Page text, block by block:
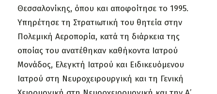
Θεσσαλονίκης, όπου και αποφοίτησε το 1995.
Υπηρέτησε τη Στρατιωτική του θητεία στην
Πολεμική Αεροπορία, κατά τη διάρκεια της
οποίας του ανατέθηκαν καθήκοντα Ιατρού
Μονάδος, Ελεγκτή Ιατρού και Ειδικευόμενου
Ιατρού στη Νευροχειρουργική και τη Γενική